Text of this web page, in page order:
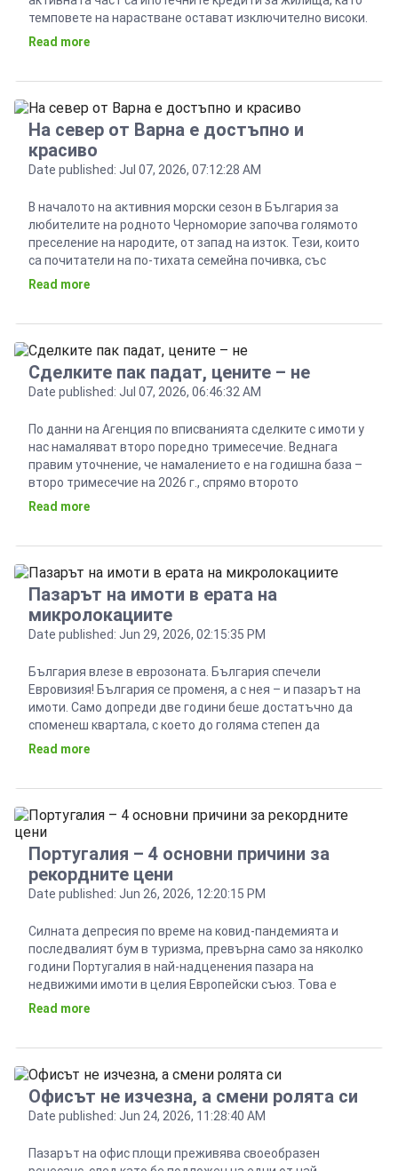
темповете на нарастване остават изключително високи.
Всичко това се случва на фона на намаляващ брой на
Read more
На север от Варна е достъпно и
красиво
Date published: Jul 07, 2026, 07:12:28 AM
В началото на активния морски сезон в България за
любителите на родното Черноморие започва голямото
преселение на народите, от запад на изток. Тези, които
са почитатели на по-тихата семейна почивка, със
сигурност ще тръгнат на север от Варна. Там ги очакват
Read more
Сделките пак падат, цените – не
Date published: Jul 07, 2026, 06:46:32 AM
По данни на Агенция по вписванията сделките с имоти у
нас намаляват второ поредно тримесечие. Веднага
правим уточнение, че намалението е на годишна база –
второ тримесечие на 2026 г., спрямо второто
тримесечие на миналата 2025 година. Спадът е с близо
Read more
Пазарът на имоти в ерата на
микролокациите
Date published: Jun 29, 2026, 02:15:35 PM
България влезе в еврозоната. България спечели
Евровизия! България се променя, а с нея – и пазарът на
имоти. Само допреди две години беше достатъчно да
споменеш квартала, с което до голяма степен да
защитиш цената на жилището, което продаваш. В
Read more
Португалия – 4 основни причини за
рекордните цени
Date published: Jun 26, 2026, 12:20:15 PM
Силната депресия по време на ковид-пандемията и
последвалият бум в туризма, превърна само за няколко
години Португалия в най-надценения пазара на
недвижими имоти в целия Европейски съюз. Това е
заключение на самите структури на ЕС, като според тях
Read more
Офисът не изчезна, а смени ролята си
Date published: Jun 24, 2026, 11:28:40 AM
Пазарът на офис площи преживява своеобразен